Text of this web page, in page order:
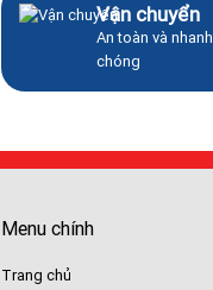
Vận chuyển
An toàn và nhanh
chóng
Menu chính
Trang chủ